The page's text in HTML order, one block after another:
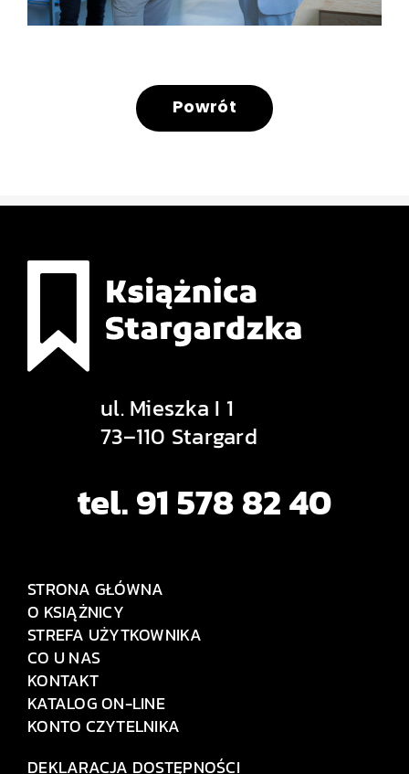
Powrót
ul. Mieszka I 1
73–110 Stargard
tel. 91 578 82 40
STRONA GŁÓWNA
O KSIĄŻNICY
STREFA UŻYTKOWNIKA
CO U NAS
KONTAKT
KATALOG ON-LINE
KONTO CZYTELNIKA
DEKLARACJA DOSTĘPNOŚCI